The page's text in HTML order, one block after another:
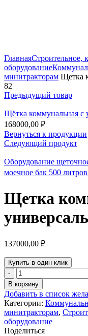
ГлавнаяСтроительное,
оборудование
минитракторам Щетка
82
Предыдущий товар
Щётка коммунальная
168000,00 ₽
Вернуться к продукции
Следующий продукт
Оборудование
моечное бак 500
Щетка
137000,00 ₽
Купить в один клик
Количество
товара
Щетка
коммунальная
универсальная
МТЗ-80-
82
В корзину
Добавить в список
Категории:
минитракторам,
оборудование
Поделиться